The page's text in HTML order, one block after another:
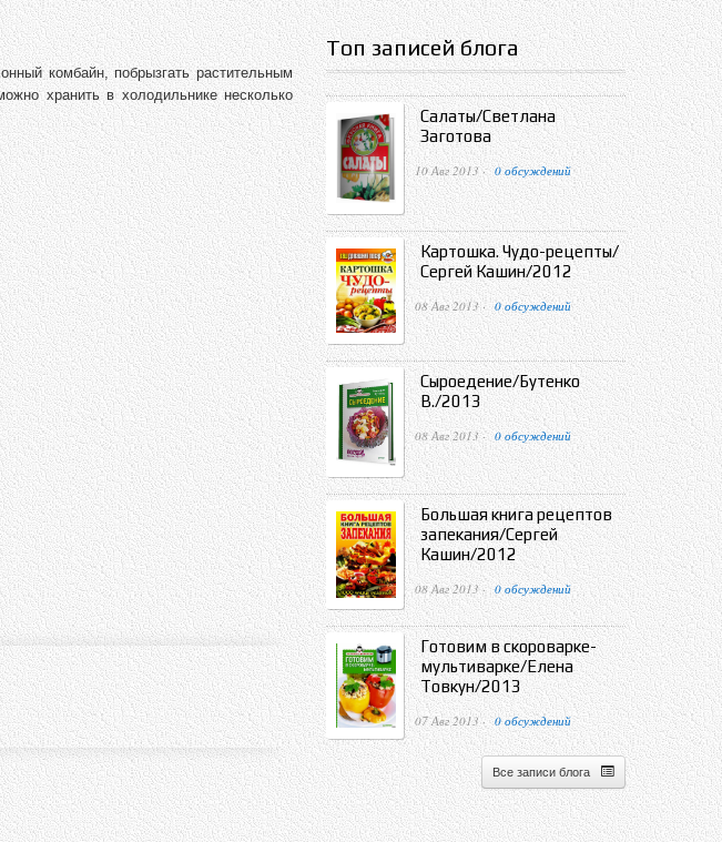
комбайн, побрызгать растительным
хранить в холодильнике несколько
Топ записей блога
Салаты/Светлана
Заготова
10 Авг 2013 · 0 обсуждений
Картошка. Чудо-рецепты/
Сергей Кашин/2012
08 Авг 2013 · 0 обсуждений
Сыроедение/Бутенко
В./2013
08 Авг 2013 · 0 обсуждений
Большая книга рецептов
запекания/Сергей
Кашин/2012
08 Авг 2013 · 0 обсуждений
Готовим в скороварке-
мультиварке/Елена
Товкун/2013
07 Авг 2013 · 0 обсуждений
Все записи блога